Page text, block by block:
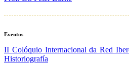
Eventos
II Colóquio Internacional da Red
Historiografía